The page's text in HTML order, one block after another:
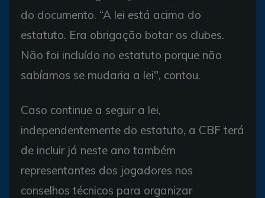
do documento. “A lei está acima do
estatuto. Era obrigação botar os clubes.
Não foi incluído no estatuto porque não
sabíamos se mudaria a lei'', contou.
Caso continue a seguir a lei,
independentemente do estatuto, a CBF terá
de incluir já neste ano também
representantes dos jogadores nos
conselhos técnicos para organizar